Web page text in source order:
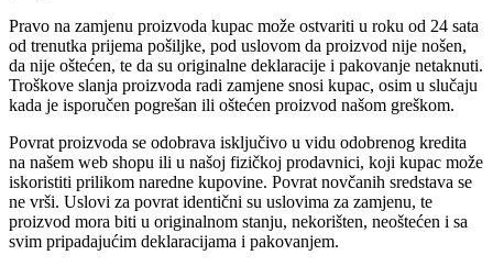
Pravo na zamjenu proizvoda kupac može ostvariti u roku od 24 sata
od trenutka prijema pošiljke, pod uslovom da proizvod nije nošen,
da nije oštećen, te da su originalne deklaracije i pakovanje netaknuti.
Troškove slanja proizvoda radi zamjene snosi kupac, osim u slučaju
kada je isporučen pogrešan ili oštećen proizvod našom greškom.
Povrat proizvoda se odobrava isključivo u vidu odobrenog kredita
na našem web shopu ili u našoj fizičkoj prodavnici, koji kupac može
iskoristiti prilikom naredne kupovine. Povrat novčanih sredstava se
ne vrši. Uslovi za povrat identični su uslovima za zamjenu, te
proizvod mora biti u originalnom stanju, nekorišten, neoštećen i sa
svim pripadajućim deklaracijama i pakovanjem.